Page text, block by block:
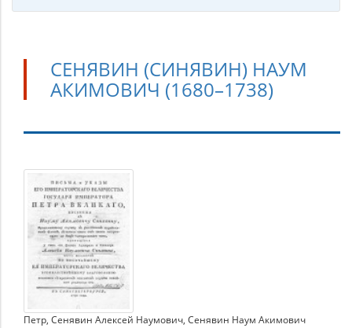
СЕНЯВИН (СИНЯВИН) НАУМ
АКИМОВИЧ (1680–1738)
Сенявин
(Синявин)
Наум
Акимович
(1680–
1738)
Петр, Сенявин Алексей Наумович, Сенявин Наум Акимович